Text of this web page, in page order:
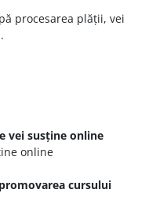
procesarea plății, vei
vei susține online
online
cursului